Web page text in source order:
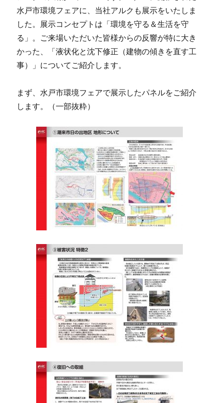
水戸市環境フェアに、当社アルクも展示をいたしま
した。展示コンセプトは「環境を守る＆生活を守
る」。ご来場いただいた皆様からの反響が特に大き
かった、「液状化と沈下修正（建物の傾きを直す工
事）」についてご紹介します。
まず、水戸市環境フェアで展示したパネルをご紹介
します。（一部抜粋）